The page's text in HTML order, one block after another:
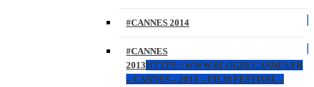
#CANNES 2014
#CANNES
2013HTTPS://WWW.BLOGDECANNES.FR
– CANNES – 2013 – FILM FESTIVAL –